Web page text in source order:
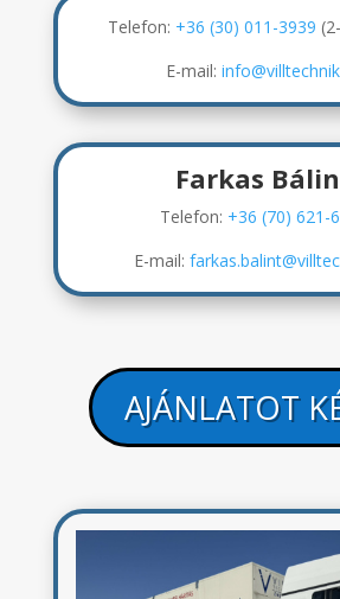
Telefon: +36 (30) 011-3939
E-mail:
Farkas
Telefon: +36 (70) 621-
E-mail:
AJÁNLATOT